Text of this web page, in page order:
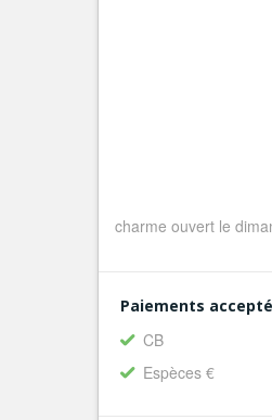
charme ouvert le
Paiements
CB
Espèces €